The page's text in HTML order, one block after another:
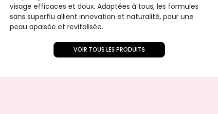
visage efficaces et doux. Adaptées à tous, les formules
sans superflu allient innovation et naturalité, pour une
peau apaisée et revitalisée.
VOIR TOUS LES PRODUITS